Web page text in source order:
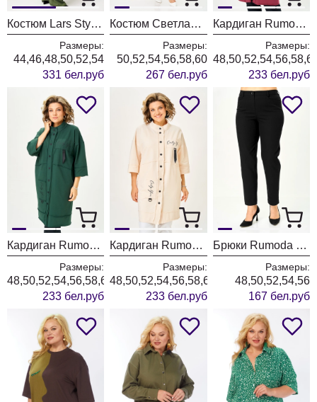
Костюм Lars Style 1247/1 оттенки хвои
Размеры:
44,46,48,50,52,54
331 бел.руб
Костюм Светлана-Стиль 2380 розовый
Размеры:
50,52,54,56,58,60
267 бел.руб
Кардиган Rumoda 2019 бордовый
Размеры:
233 бел.руб
Кардиган Rumoda 2019 темно-зеленый
Размеры:
48,50,52,54,56,58,60,62
233 бел.руб
Кардиган Rumoda 2019 экрю
Размеры:
48,50,52,54,56,58,60,62
233 бел.руб
Брюки Rumoda 2289 черные
Размеры:
48,50,52,54,56
167 бел.руб